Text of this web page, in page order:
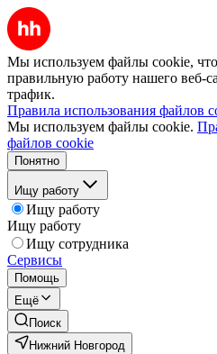
Мы используем файлы cookie,
правильную работу нашего веб-
трафик.
Правила использования файлов
Мы используем файлы cookie.
файлов cookie
Понятно
Ищу работу
Ищу работу
Ищу работу
Ищу сотрудника
Сервисы
Помощь
Ещё
Поиск
Нижний Новгород